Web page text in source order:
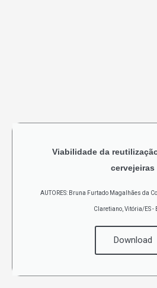
Viabilidade da
cervejeiras
AUTORES: Bruna Furtado Magalhães da
Claretiano, Vitória/ES -
Download